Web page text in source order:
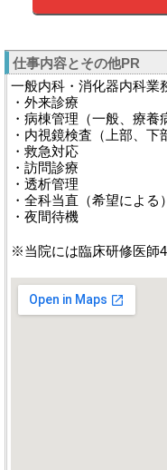
仕事内容とその他PR
一般内科・消化器内科業
・外来診療
・病棟管理（一般、療養
・内視鏡検査（上部、下
・救急対応
・訪問診療
・透析管理
・全科当直（希望による）
・夜間待機
※当院には臨床研修医師